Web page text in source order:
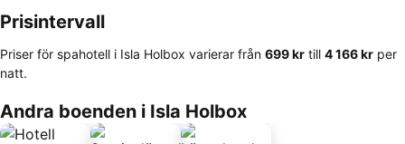
Prisintervall
Priser för spahotell i Isla Holbox varierar från ‎699 kr till ‎4 166 kr per
natt.
Andra boenden i Isla Holbox